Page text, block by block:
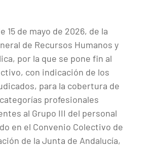
15 de mayo de 2026, de la
de Recursos Humanos y
por la que se pone fin al
con indicación de los
para la cobertura de
profesionales
al Grupo III del personal
en el Convenio Colectivo de
de la Junta de Andalucía,